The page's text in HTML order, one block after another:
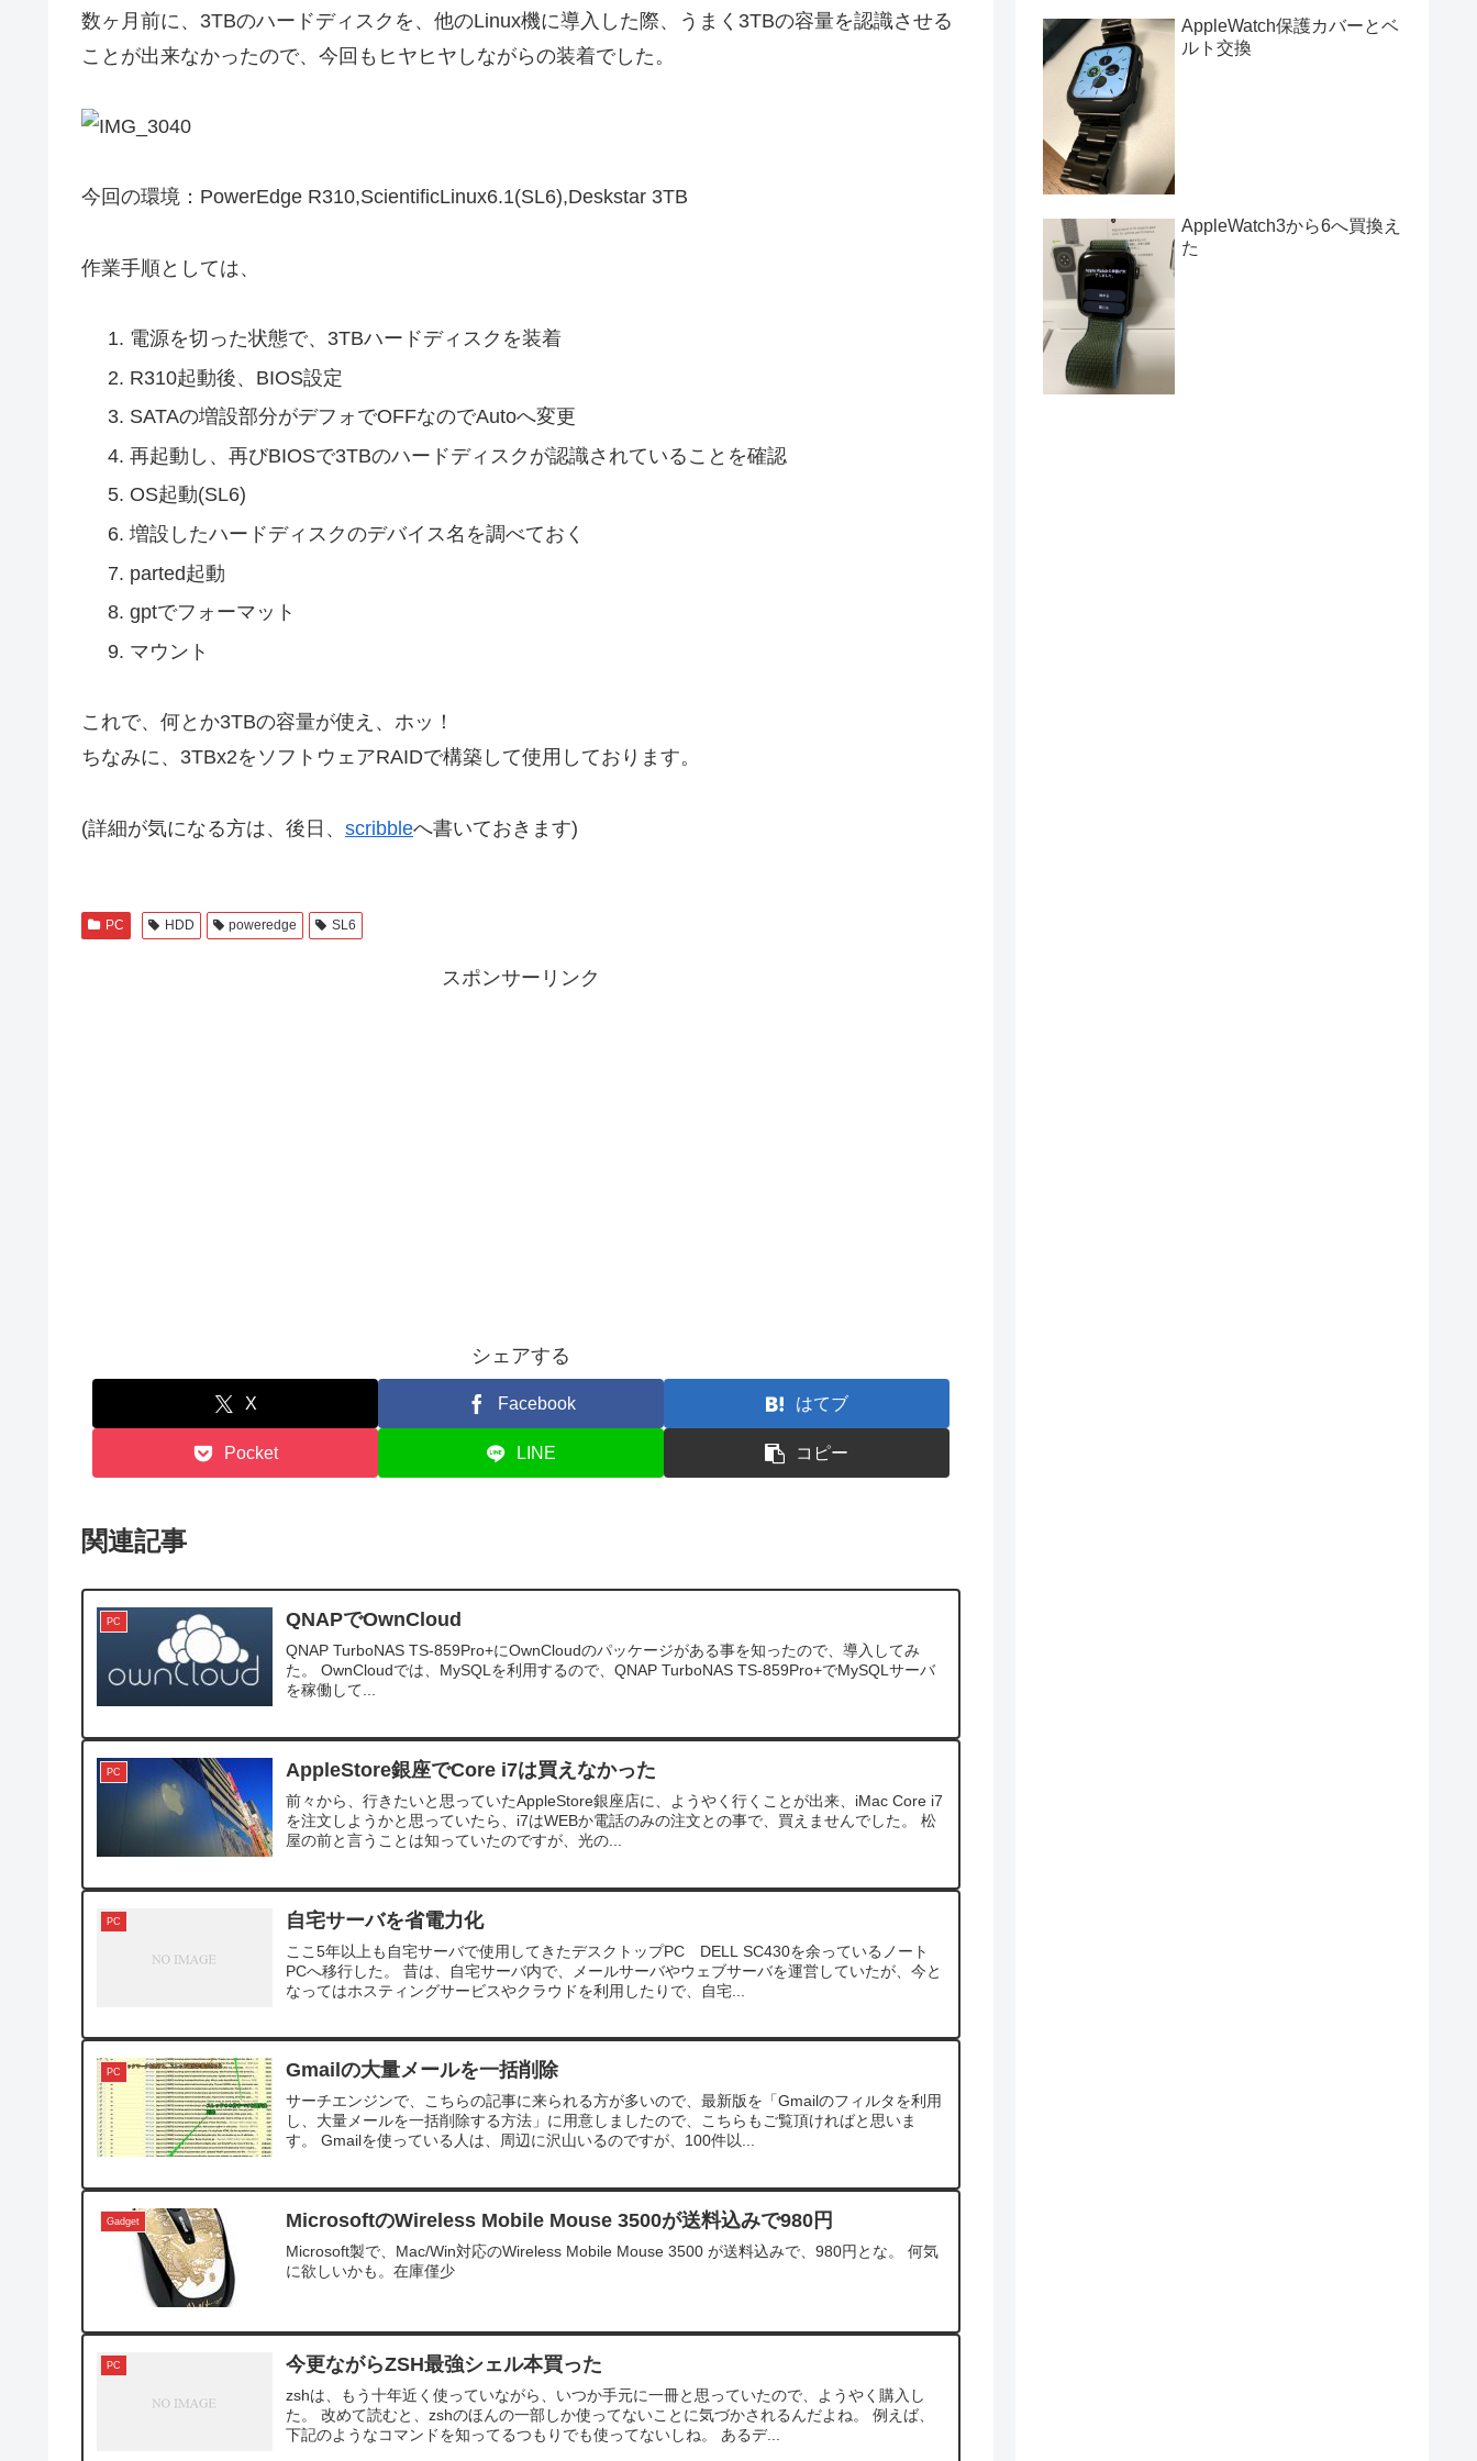
数ヶ月前に、3TBのハードディスクを、他のLinux機に導入した際、うまく3TBの容量を認識させる
ことが出来なかったので、今回もヒヤヒヤしながらの装着でした。
今回の環境：PowerEdge R310,ScientificLinux6.1(SL6),Deskstar 3TB
作業手順としては、
電源を切った状態で、3TBハードディスクを装着
R310起動後、BIOS設定
SATAの増設部分がデフォでOFFなのでAutoへ変更
再起動し、再びBIOSで3TBのハードディスクが認識されていることを確認
OS起動(SL6)
増設したハードディスクのデバイス名を調べておく
parted起動
gptでフォーマット
マウント
これで、何とか3TBの容量が使え、ホッ！
ちなみに、3TBx2をソフトウェアRAIDで構築して使用しております。
(詳細が気になる方は、後日、 scribbleへ書いておきます)
PC HDD poweredge SL6
スポンサーリンク
シェアする
X Facebook はてブ
Pocket LINE コピー
関連記事
PC QNAPでOwnCloud
QNAP TurboNAS TS-859Pro+にOwnCloudのパッケージがある事を知ったので、導入してみ
た。 OwnCloudでは、MySQLを利用するので、QNAP TurboNAS TS-859Pro+でMySQLサーバ
を稼働して...
PC AppleStore銀座でCore i7は買えなかった
前々から、行きたいと思っていたAppleStore銀座店に、ようやく行くことが出来、iMac Core i7
を注文しようかと思っていたら、i7はWEBか電話のみの注文との事で、買えませんでした。 松
屋の前と言うことは知っていたのですが、光の...
PC 自宅サーバを省電力化
ここ5年以上も自宅サーバで使用してきたデスクトップPC DELL SC430を余っているノート
PCへ移行した。 昔は、自宅サーバ内で、メールサーバやウェブサーバを運営していたが、今と
なってはホスティングサービスやクラウドを利用したりで、自宅...
PC Gmailの大量メールを一括削除
サーチエンジンで、こちらの記事に来られる方が多いので、最新版を「Gmailのフィルタを利用
し、大量メールを一括削除する方法」に用意しましたので、こちらもご覧頂ければと思いま
す。 Gmailを使っている人は、周辺に沢山いるのですが、100件以...
Gadget MicrosoftのWireless Mobile Mouse 3500が送料込みで980円
Microsoft製で、Mac/Win対応のWireless Mobile Mouse 3500 が送料込みで、980円とな。 何気
に欲しいかも。在庫僅少
PC 今更ながらZSH最強シェル本買った
zshは、もう十年近く使っていながら、いつか手元に一冊と思っていたので、ようやく購入し
た。 改めて読むと、zshのほんの一部しか使ってないことに気づかされるんだよね。 例えば、
下記のようなコマンドを知ってるつもりでも使ってないしね。 あるデ...
AppleWatch保護カバーとベ
ルト交換
AppleWatch3から6へ買換え
た